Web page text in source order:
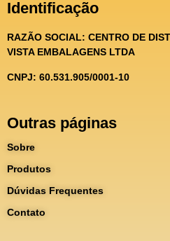
Identificação
RAZÃO SOCIAL: CENTRO DE
VISTA EMBALAGENS LTDA
CNPJ: 60.531.905/0001-10
Outras páginas
Sobre
Produtos
Dúvidas Frequentes
Contato